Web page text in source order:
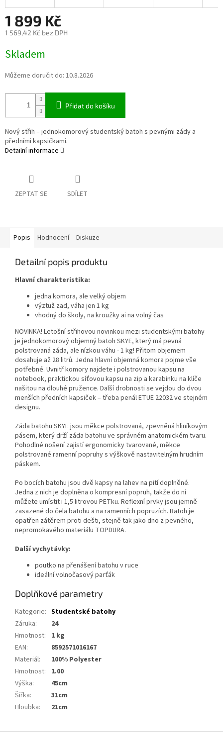
1 899 Kč
1 569,42 Kč bez DPH
cena:
Skladem
Můžeme doručit do: 10.8.2026
Přidat do košíku
Nový střih – jednokomorový studentský batoh s pevnými zády a
předními kapsičkami.
Detailní informace
ZEPTAT SE SDÍLET
Popis Hodnocení Diskuze
Detailní popis produktu
Hlavní charakteristika:
jedna komora, ale velký objem
výztuž zad, váha jen 1 kg
vhodný do školy, na kroužky ai na volný čas
NOVINKA! Letošní střihovou novinkou mezi studentskými batohy
je jednokomorový objemný batoh SKYE, který má pevná
polstrovaná záda, ale nízkou váhu - 1 kg! Přitom objemem
dosahuje až 28 litrů. Jedna hlavní objemná komora pojme vše
potřebné. Uvnitř komory najdete i polstrovanou kapsu na
notebook, praktickou síťovou kapsu na zip a karabinku na klíče
našitou na dlouhé pružence. Další drobnosti se vejdou do dvou
menších předních kapsiček – třeba penál ETUE 22032 ve stejném
designu.
Záda batohu SKYE jsou měkce polstrovaná, zpevněná hliníkovým
pásem, který drží záda batohu ve správném anatomickém tvaru.
Pohodlné nošení zajistí ergonomicky tvarované, měkce
polstrované ramenní popruhy s výškově nastavitelným hrudním
páskem.
Po bocích batohu jsou dvě kapsy na lahev na pití doplněné.
Jedna z nich je doplněna o kompresní popruh, takže do ní
můžete umístit i 1,5 litrovou PETku. Reflexní prvky jsou jemně
zasazené do čela batohu a na ramenních popruzích. Batoh je
opatřen zátěrem proti dešti, stejně tak jako dno z pevného,
nepromokavého materiálu TOPDURA.
Další vychytávky:
poutko na přenášení batohu v ruce
ideální volnočasový parťák
Doplňkové parametry
Kategorie: Studentské batohy
Záruka:
24
Hmotnost:
1 kg
EAN:
8592571016167
Materiál:
100% Polyester
Hmotnost:
1.00
Výška:
45cm
Šířka:
31cm
Hloubka: 21cm